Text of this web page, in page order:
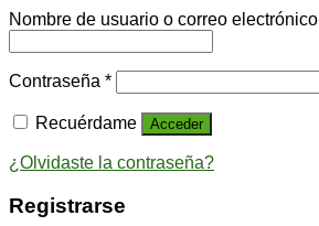
Nombre de usuario o correo electrónico
Contraseña *
Recuérdame Acceder
¿Olvidaste la contraseña?
Registrarse